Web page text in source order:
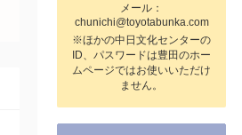
メール：
chunichi@toyotabunka.com
※ほかの中日文化センターの
ID、パスワードは豊田のホー
ムページではお使いいただけ
ません。